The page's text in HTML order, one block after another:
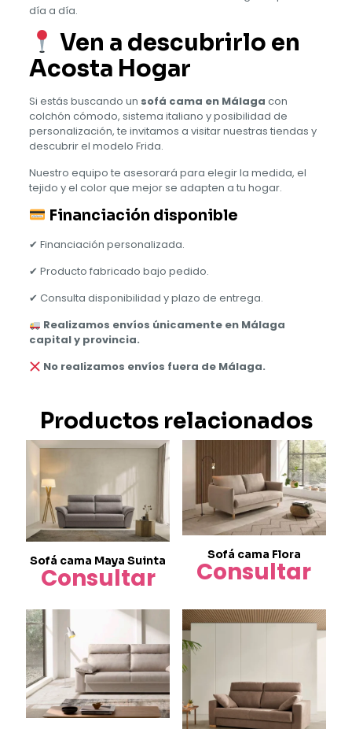
día a día.
Ven a descubrirlo en
Acosta Hogar
Si estás buscando un sofá cama en Málaga con
colchón cómodo, sistema italiano y posibilidad de
personalización, te invitamos a visitar nuestras tiendas y
descubrir el modelo Frida.
Nuestro equipo te asesorará para elegir la medida, el
tejido y el color que mejor se adapten a tu hogar.
Financiación disponible
✔ Financiación personalizada.
✔ Producto fabricado bajo pedido.
✔ Consulta disponibilidad y plazo de entrega.
Realizamos envíos únicamente en Málaga
capital y provincia.
No realizamos envíos fuera de Málaga.
Productos relacionados
Sofá cama Maya Suinta
Consultar
Sofá cama Flora
Consultar